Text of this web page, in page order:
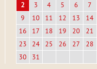
2
3 4 5 6 7
9
10 11 12 13 14
16
17 18 19 20 21
23
24 25 26 27 28
30
31